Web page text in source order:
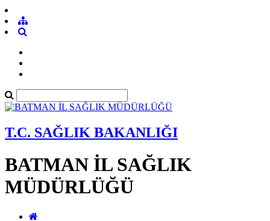
T.C. SAĞLIK BAKANLIĞI
BATMAN İL SAĞLIK
MÜDÜRLÜĞÜ